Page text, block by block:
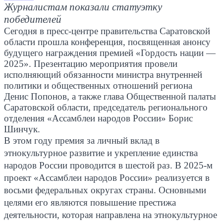
Журналистам показали статуэтку
победителей
Сегодня в пресс-центре правительства Саратовской
области прошла конференция, посвященная анонсу
будущего награждения премией «Гордость нации —
2025». Презентацию мероприятия провели
исполняющий обязанности министра внутренней
политики и общественных отношений региона
Денис Попонов, а также глава Общественной палаты
Саратовской области, председатель регионального
отделения «Ассамблеи народов России» Борис
Шинчук.
В этом году премия за личный вклад в
этнокультурное развитие и укрепление единства
народов России проводится в шестой раз. В 2025-м
проект «Ассамблеи народов России» реализуется в
восьми федеральных округах страны. Основными
целями его являются повышение престижа
деятельности, которая направлена на этнокультурное